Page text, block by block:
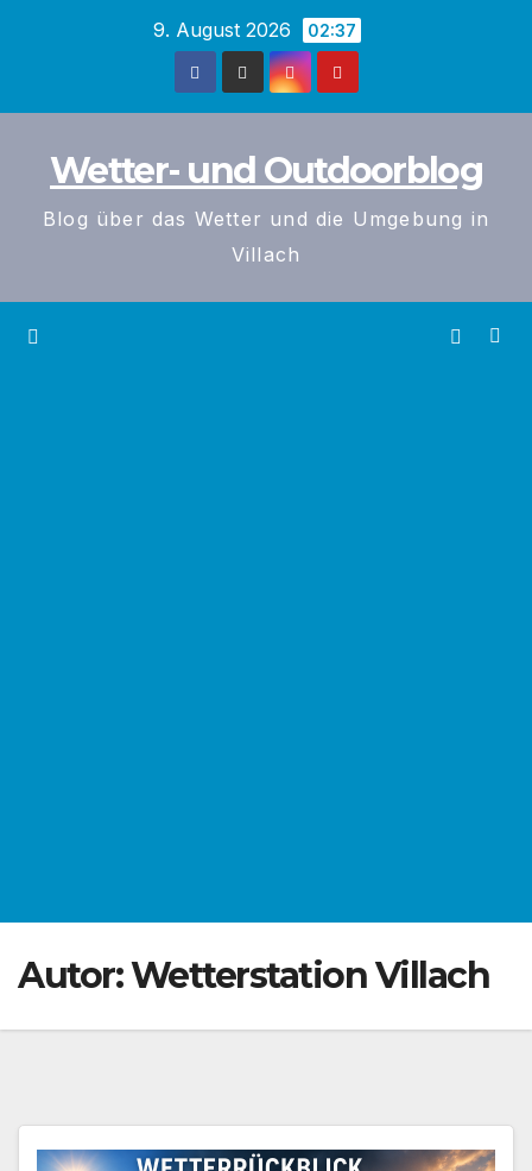
9. August 2026 02:37
Wetter- und Outdoorblog
Blog über das Wetter und die Umgebung in
Villach
Autor:Wetterstation Villach